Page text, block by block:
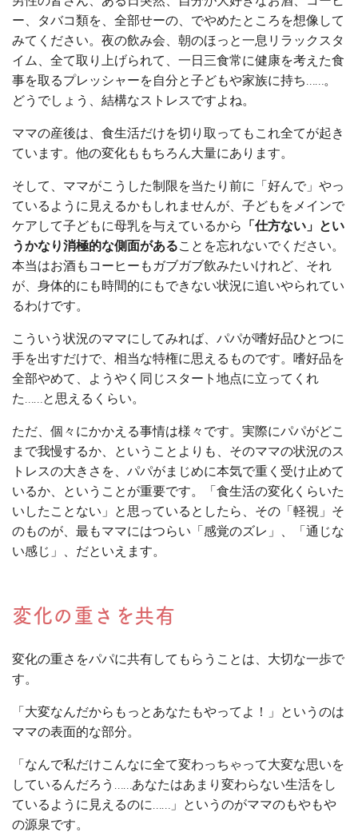
ー、タバコ類を、全部せーの、でやめたところを想像して
みてください。夜の飲み会、朝のほっと一息リラックスタ
イム、全て取り上げられて、一日三食常に健康を考えた食
事を取るプレッシャーを自分と子どもや家族に持ち……。
どうでしょう、結構なストレスですよね。
ママの産後は、食生活だけを切り取ってもこれ全てが起き
ています。他の変化ももちろん大量にあります。
そして、ママがこうした制限を当たり前に「好んで」やっ
ているように見えるかもしれませんが、子どもをメインで
ケアして子どもに母乳を与えているから 「仕方ない」とい
うかなり消極的な側面があることを忘れないでください。
本当はお酒もコーヒーもガブガブ飲みたいけれど、それ
が、身体的にも時間的にもできない状況に追いやられてい
るわけです。
こういう状況のママにしてみれば、パパが嗜好品ひとつに
手を出すだけで、相当な特権に思えるものです。嗜好品を
全部やめて、ようやく同じスタート地点に立ってくれ
た……と思えるくらい。
ただ、個々にかかえる事情は様々です。実際にパパがどこ
まで我慢するか、ということよりも、そのママの状況のス
トレスの大きさを、パパがまじめに本気で重く受け止めて
いるか、ということが重要です。「食生活の変化くらいた
いしたことない」と思っているとしたら、その「軽視」そ
のものが、最もママにはつらい「感覚のズレ」、「通じな
い感じ」、だといえます。
変化の重さを共有
変化の重さをパパに共有してもらうことは、大切な一歩で
す。
「大変なんだからもっとあなたもやってよ！」というのは
ママの表面的な部分。
「なんで私だけこんなに全て変わっちゃって大変な思いを
しているんだろう……あなたはあまり変わらない生活をし
ているように見えるのに……」というのがママのもやもや
の源泉です。